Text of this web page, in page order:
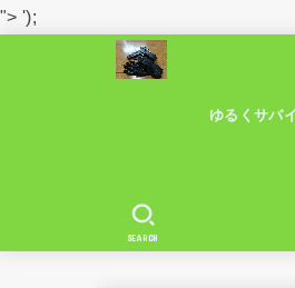
"> ');
ゆるくサバ
SEARCH